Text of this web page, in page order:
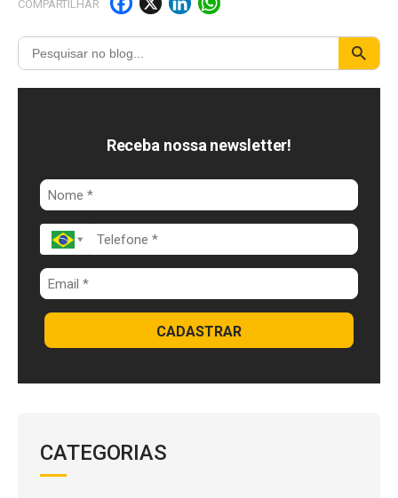
COMPARTILHAR
a
c
e
o
o
k
n
k
e
I
n
h
a
t
A
p
p
Receba nossa newsletter!
CADASTRAR
CATEGORIAS